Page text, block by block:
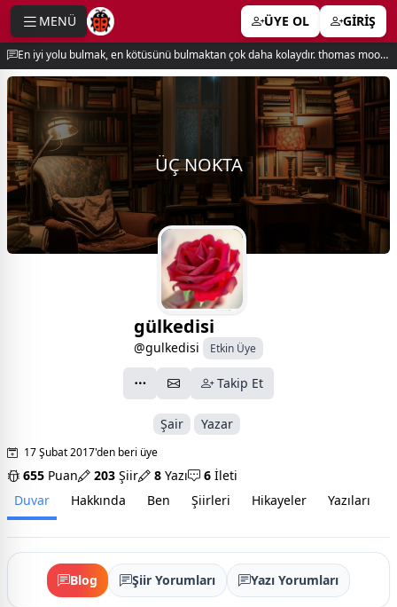
MENÜ ÜYE OL GİRİŞ
En iyi yolu bulmak, en kötüsünü bulmaktan çok daha kolaydır. thomas moore
ÜÇ NOKTA
gülkedisi
@gulkedisi Etkin Üye
Takip Et
Şair Yazar
17 Şubat 2017'den beri üye
655 Puan 203 Şiir 8 Yazı 6 İleti
Duvar
Hakkında Ben Şiirleri Hikayeler Yazıları
Blog Şiir Yorumları Yazı Yorumları
menu